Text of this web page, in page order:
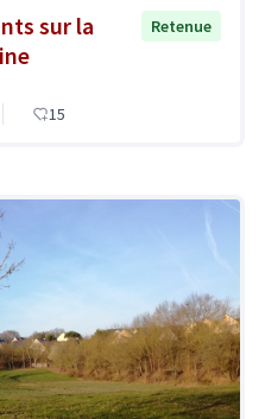
sur la
Retenue
15